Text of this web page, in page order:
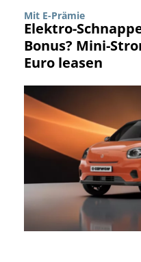
Mit E-Prämie
Elektro-
Bonus? Mini-
Euro leasen